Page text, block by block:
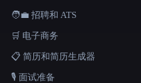
🧑‍💼 招聘和 ATS
🛒 电子商务
📋 简历和简历生成器
🎙️ 面试准备